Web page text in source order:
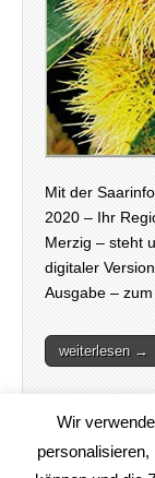
Mit der
2020 – Ihr
Merzig – steht
digitaler
Ausgabe –
weiterlesen →
Wir